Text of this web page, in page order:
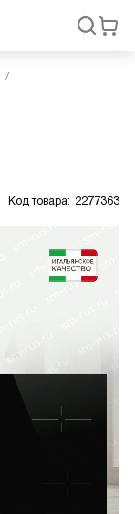
Код товара: 2277363